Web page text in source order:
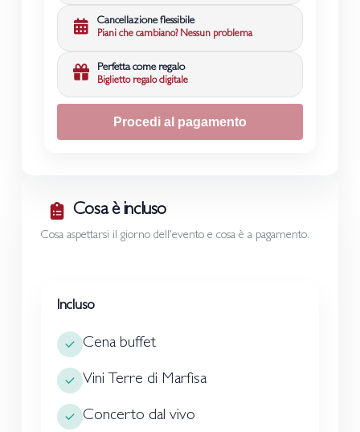
Cosa è incluso
Cosa aspettarsi il giorno dell'evento e cosa è a pagamento.
Incluso
Cena buffet
Vini Terre di Marfisa
Concerto dal vivo
Cancellazione flessibile
Piani che cambiano? Nessun problema
Perfetta come regalo
Biglietto regalo digitale
Procedi al pagamento